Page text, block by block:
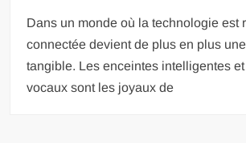
Dans un monde où la technologie est
connectée devient de plus en plus
tangible. Les enceintes intelligentes
vocaux sont les joyaux de